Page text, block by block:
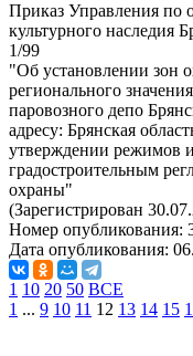
Приказ Управления по
культурного наследия
1/99
"Об установлении зон
регионального
паровозного депо
адресу: Брянская
утверждении режимов
градостроительным
охраны"
(Зарегистрирован
Номер опубликования:
Дата опубликования:
1 10 20 50 ВСЕ
1 ... 9 10 11 12 13 14 15